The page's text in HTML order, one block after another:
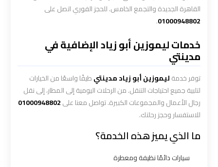
القاهرة الجديدة والتجمع الخامس. للحجز الفوري اتصل على
01000948802
.
خدمات ليموزين أبو زياد الإضافية في
مدينتي
توفر خدمةليموزين أبو زياد مدينتيطيفًا واسعًا من الخيارات
لتلبية جميع احتياجات التنقل. من الرحلات اليومية إلى المطار، إلى نقل
رجال الأعمال والمجموعات الكبيرة. تواصل معنا على01000948802
للاستفسار وحجز رحلتك.
ما الذي يميز هذه الخدمة؟
سيارات دائمًا نظيفة ومعطرة
ليموزين
الغردقه
ليموزين
الاسكندريه
السويس
ليموزين
الاسكندريه